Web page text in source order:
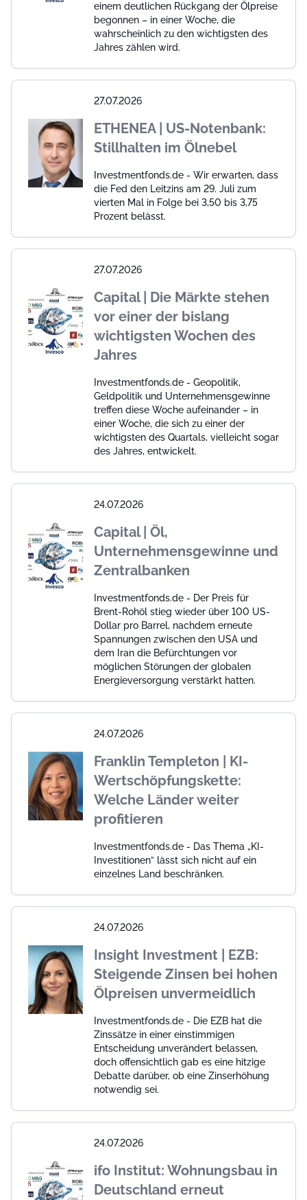
einem deutlichen Rückgang der Ölpreise
begonnen – in einer Woche, die
wahrscheinlich zu den wichtigsten des
Jahres zählen wird.
27.07.2026
ETHENEA | US-Notenbank:
Stillhalten im Ölnebel
Investmentfonds.de - Wir erwarten, dass
die Fed den Leitzins am 29. Juli zum
vierten Mal in Folge bei 3,50 bis 3,75
Prozent belässt.
27.07.2026
Capital | Die Märkte stehen
vor einer der bislang
wichtigsten Wochen des
Jahres
Investmentfonds.de - Geopolitik,
Geldpolitik und Unternehmensgewinne
treffen diese Woche aufeinander – in
einer Woche, die sich zu einer der
wichtigsten des Quartals, vielleicht sogar
des Jahres, entwickelt.
24.07.2026
Capital | Öl,
Unternehmensgewinne und
Zentralbanken
Investmentfonds.de - Der Preis für
Brent-Rohöl stieg wieder über 100 US-
Dollar pro Barrel, nachdem erneute
Spannungen zwischen den USA und
dem Iran die Befürchtungen vor
möglichen Störungen der globalen
Energieversorgung verstärkt hatten.
24.07.2026
Franklin Templeton | KI-
Wertschöpfungskette:
Welche Länder weiter
profitieren
Investmentfonds.de - Das Thema „KI-
Investitionen” lässt sich nicht auf ein
einzelnes Land beschränken.
24.07.2026
Insight Investment | EZB:
Steigende Zinsen bei hohen
Ölpreisen unvermeidlich
Investmentfonds.de - Die EZB hat die
Zinssätze in einer einstimmigen
Entscheidung unverändert belassen,
doch offensichtlich gab es eine hitzige
Debatte darüber, ob eine Zinserhöhung
notwendig sei.
24.07.2026
ifo Institut: Wohnungsbau in
Deutschland erneut